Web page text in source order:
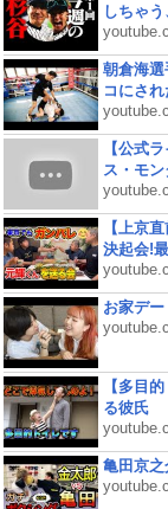
しちゃ
朝倉海
コにさ
【公式
ス・モ
【上京
決起会!
お家デー
【多目
る彼氏
亀田京